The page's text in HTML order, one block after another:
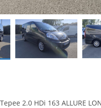
2.0 HDi 163 ALLURE